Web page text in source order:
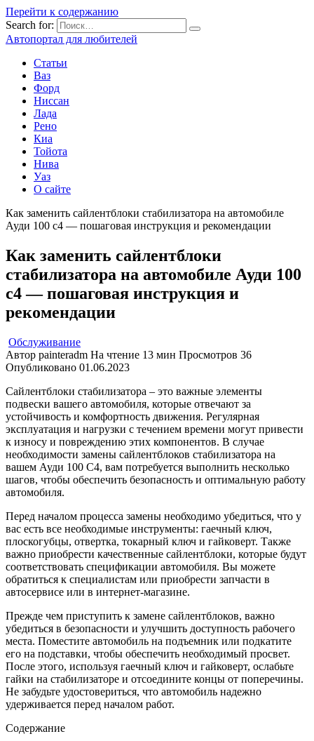
Перейти к содержанию
Search for:
Автопортал для любителей
Статьи
Ваз
Форд
Ниссан
Лада
Рено
Киа
Тойота
Нива
Уаз
О сайте
Как заменить сайлентблоки стабилизатора на автомобиле
Ауди 100 с4 — пошаговая инструкция и рекомендации
Как заменить сайлентблоки
стабилизатора на автомобиле Ауди 100
с4 — пошаговая инструкция и
рекомендации
Обслуживание
Автор painteradm На чтение 13 мин Просмотров 36
Опубликовано 01.06.2023
Сайлентблоки стабилизатора – это важные элементы
подвески вашего автомобиля, которые отвечают за
устойчивость и комфортность движения. Регулярная
эксплуатация и нагрузки с течением времени могут привести
к износу и повреждению этих компонентов. В случае
необходимости замены сайлентблоков стабилизатора на
вашем Ауди 100 С4, вам потребуется выполнить несколько
шагов, чтобы обеспечить безопасность и оптимальную работу
автомобиля.
Перед началом процесса замены необходимо убедиться, что у
вас есть все необходимые инструменты: гаечный ключ,
плоскогубцы, отвертка, токарный ключ и гайковерт. Также
важно приобрести качественные сайлентблоки, которые будут
соответствовать спецификации автомобиля. Вы можете
обратиться к специалистам или приобрести запчасти в
автосервисе или в интернет-магазине.
Прежде чем приступить к замене сайлентблоков, важно
убедиться в безопасности и улучшить доступность рабочего
места. Поместите автомобиль на подъемник или подкатите
его на подставки, чтобы обеспечить необходимый просвет.
После этого, используя гаечный ключ и гайковерт, ослабьте
гайки на стабилизаторе и отсоедините концы от поперечины.
Не забудьте удостовериться, что автомобиль надежно
удерживается перед началом работ.
Содержание